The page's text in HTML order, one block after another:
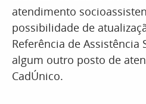
atendimento
possibilidade de
Referência de Assistência
algum outro posto de
CadÚnico.